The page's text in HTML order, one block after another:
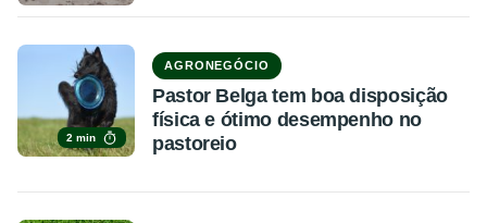
2 min
AGRONEGÓCIO
Pastor Belga tem boa disposição
física e ótimo desempenho no
pastoreio